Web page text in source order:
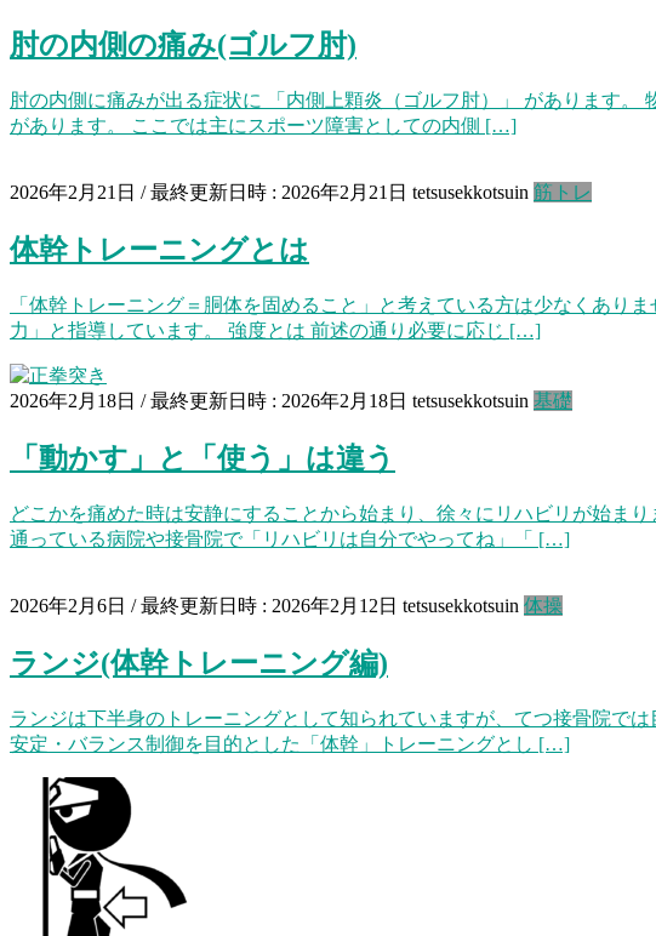
肘の内側の痛み(ゴルフ肘)
肘の内側に痛みが出る症状に 「内側上顆炎（ゴルフ肘）」 があります
があります。 ここでは主にスポーツ障害としての内側 […]
2026年2月21日 / 最終更新日時 : 2026年2月21日 tetsusekkotsuin 筋トレ
体幹トレーニングとは
「体幹トレーニング＝胴体を固めること」と考えている方は少なくあり
力」と指導しています。 強度とは 前述の通り必要に応じ […]
2026年2月18日 / 最終更新日時 : 2026年2月18日 tetsusekkotsuin 基礎
「動かす」と「使う」は違う
どこかを痛めた時は安静にすることから始まり、徐々にリハビリが始ま
通っている病院や接骨院で「リハビリは自分でやってね」「 […]
2026年2月6日 / 最終更新日時 : 2026年2月12日 tetsusekkotsuin 体操
ランジ(体幹トレーニング編)
ランジは下半身のトレーニングとして知られていますが、てつ接骨院で
安定・バランス制御を目的とした「体幹」トレーニングとし […]